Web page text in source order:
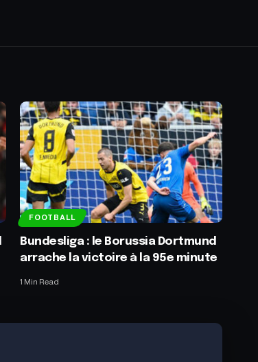
FOOTBALL
Bundesliga : le Borussia Dortmund
arrache la victoire à la 95e minute
1 Min Read